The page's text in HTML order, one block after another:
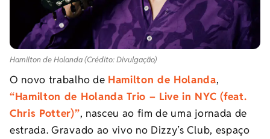
Hamilton de Holanda (Crédito: Divulgação)
O novo trabalho de Hamilton de Holanda,
“Hamilton de Holanda Trio – Live in NYC (feat.
Chris Potter)”, nasceu ao fim de uma jornada de
estrada. Gravado ao vivo no Dizzy’s Club, espaço